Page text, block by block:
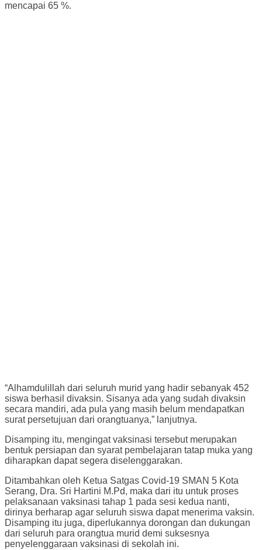
mencapai 65 %.
“Alhamdulillah dari seluruh murid yang hadir sebanyak 452
siswa berhasil divaksin. Sisanya ada yang sudah divaksin
secara mandiri, ada pula yang masih belum mendapatkan
surat persetujuan dari orangtuanya,” lanjutnya.
Disamping itu, mengingat vaksinasi tersebut merupakan
bentuk persiapan dan syarat pembelajaran tatap muka yang
diharapkan dapat segera diselenggarakan.
Ditambahkan oleh Ketua Satgas Covid-19 SMAN 5 Kota
Serang, Dra. Sri Hartini M.Pd, maka dari itu untuk proses
pelaksanaan vaksinasi tahap 1 pada sesi kedua nanti,
dirinya berharap agar seluruh siswa dapat menerima vaksin.
Disamping itu juga, diperlukannya dorongan dan dukungan
dari seluruh para orangtua murid demi suksesnya
penyelenggaraan vaksinasi di sekolah ini.